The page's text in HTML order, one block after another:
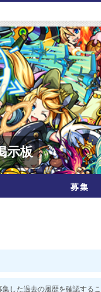
示板
募集
した過去の履歴を確認するこ